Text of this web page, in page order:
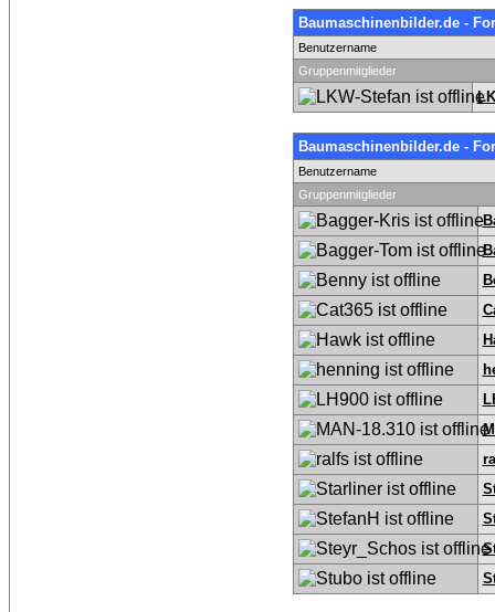
Baumaschinenbilder.de -
Benutzername
Gruppenmitglieder
Baumaschinenbilder.de -
Benutzername
Gruppenmitglieder